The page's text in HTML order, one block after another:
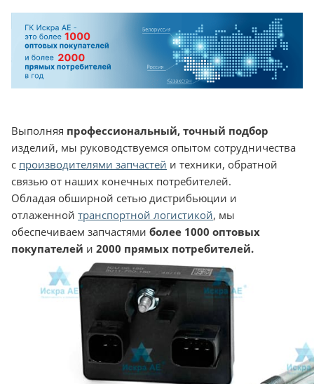
Выполняя профессиональный, точный подбор
изделий, мы руководствуемся опытом сотрудничества
с производителями запчастей и техники, обратной
связью от наших конечных потребителей.
Обладая обширной сетью дистрибьюции и
отлаженной транспортной логистикой, мы
обеспечиваем запчастями более 1000 оптовых
покупателей и 2000 прямых потребителей.